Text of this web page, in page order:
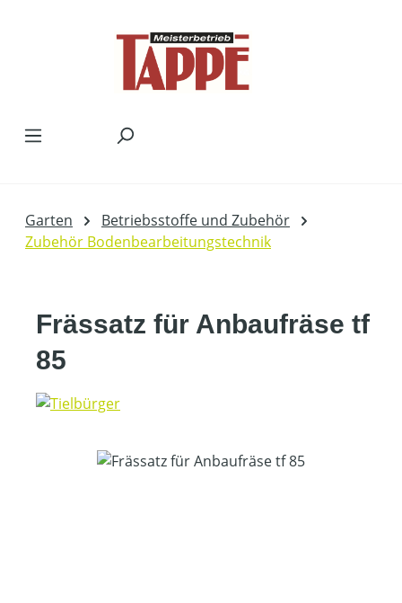
Garten
Betriebsstoffe und Zubehör
Zubehör Bodenbearbeitungstechnik
Frässatz für Anbaufräse tf
85
Bildergalerie überspringen